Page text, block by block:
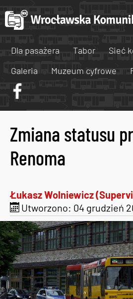
Dla pasażera Tabor
Sieć
Galeria
Muzeum cyfrowe
Zmiana statusu
Renoma
Łukasz Wolniewicz
Utworzono: 04 grudzień